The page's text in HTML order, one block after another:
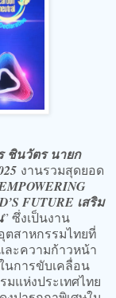
ชินวัตร นายก
งานรวมสุดยอด
FUTURE เสริม
” ซึ่งเป็นงาน
สาหกรรมไทยที่
ละความก้าวหน้า
นการขับเคลื่อน
มแห่งประเทศไทย